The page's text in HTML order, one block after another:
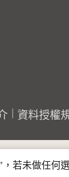
資料授權
若未做任何